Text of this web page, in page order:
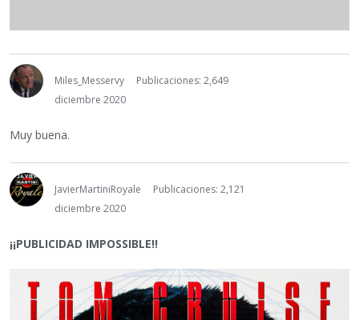
Miles_Messervy
Publicaciones: 2,649
diciembre 2020
Muy buena.
JavierMartiniRoyale
Publicaciones: 2,121
diciembre 2020
¡¡PUBLICIDAD IMPOSSIBLE!!